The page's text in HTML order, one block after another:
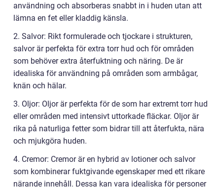
användning och absorberas snabbt in i huden utan att
lämna en fet eller kladdig känsla.
2. Salvor: Rikt formulerade och tjockare i strukturen,
salvor är perfekta för extra torr hud och för områden
som behöver extra återfuktning och näring. De är
idealiska för användning på områden som armbågar,
knän och hälar.
3. Oljor: Oljor är perfekta för de som har extremt torr hud
eller områden med intensivt uttorkade fläckar. Oljor är
rika på naturliga fetter som bidrar till att återfukta, nära
och mjukgöra huden.
4. Cremor: Cremor är en hybrid av lotioner och salvor
som kombinerar fuktgivande egenskaper med ett rikare
närande innehåll. Dessa kan vara idealiska för personer